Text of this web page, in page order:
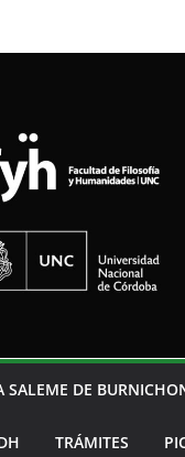
SALEME DE
TRÁMITES